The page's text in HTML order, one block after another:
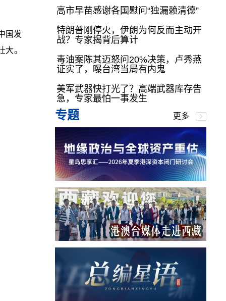
国发
。
高市早苗感谢各国慰问“独漏赖清德”
特朗普刚停火，伊朗为何反而主动开
战？专家揭背后算计
毒油案陈其迈怒问20%决策，卢秀燕
证实了，曝台湾当局有内鬼
美军武器快打光了？高端武器库存告
急，专家最怕一事发生
专题 更多